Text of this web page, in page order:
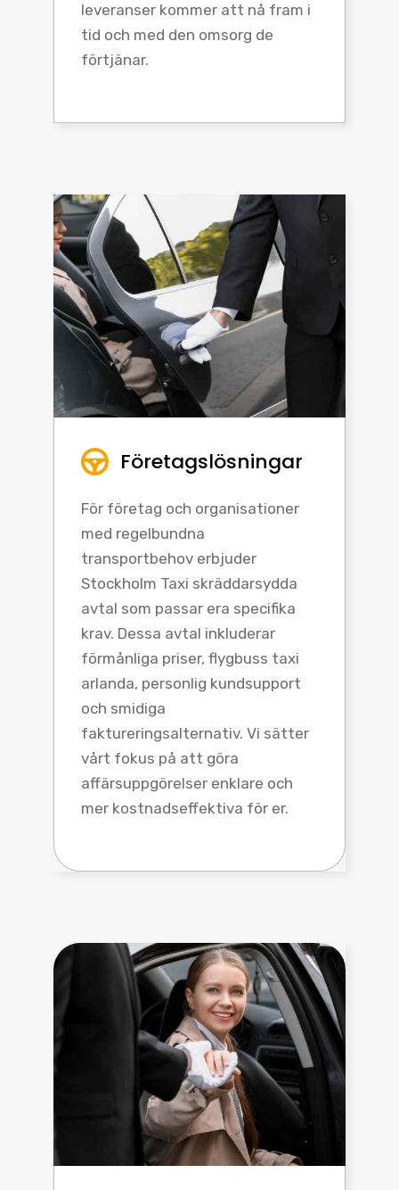
leveranser kommer att nå fram i
tid och med den omsorg de
förtjänar.
Företagslösningar
För företag och organisationer
med regelbundna
transportbehov erbjuder
Stockholm Taxi skräddarsydda
avtal som passar era specifika
krav. Dessa avtal inkluderar
förmånliga priser, flygbuss taxi
arlanda, personlig kundsupport
och smidiga
faktureringsalternativ. Vi sätter
vårt fokus på att göra
affärsuppgörelser enklare och
mer kostnadseffektiva för er.